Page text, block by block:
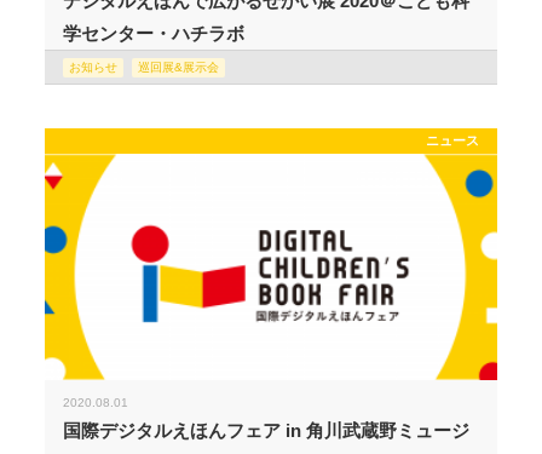
学センター・ハチラボ
お知らせ 巡回展&展示会
ニュース
2020.08.01
国際デジタルえほんフェア in 角川武蔵野ミュージ